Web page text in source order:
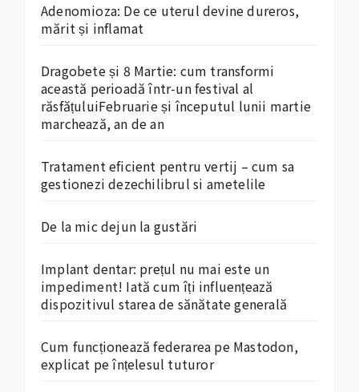
Adenomioza: De ce uterul devine dureros,
mărit și inflamat
Dragobete și 8 Martie: cum transformi
această perioadă într-un festival al
răsfățuluiFebruarie și începutul lunii martie
marchează, an de an
Tratament eficient pentru vertij – cum sa
gestionezi dezechilibrul si ametelile
De la mic dejun la gustări
Implant dentar: prețul nu mai este un
impediment! Iată cum îți influențează
dispozitivul starea de sănătate generală
Cum funcționează federarea pe Mastodon,
explicat pe înțelesul tuturor